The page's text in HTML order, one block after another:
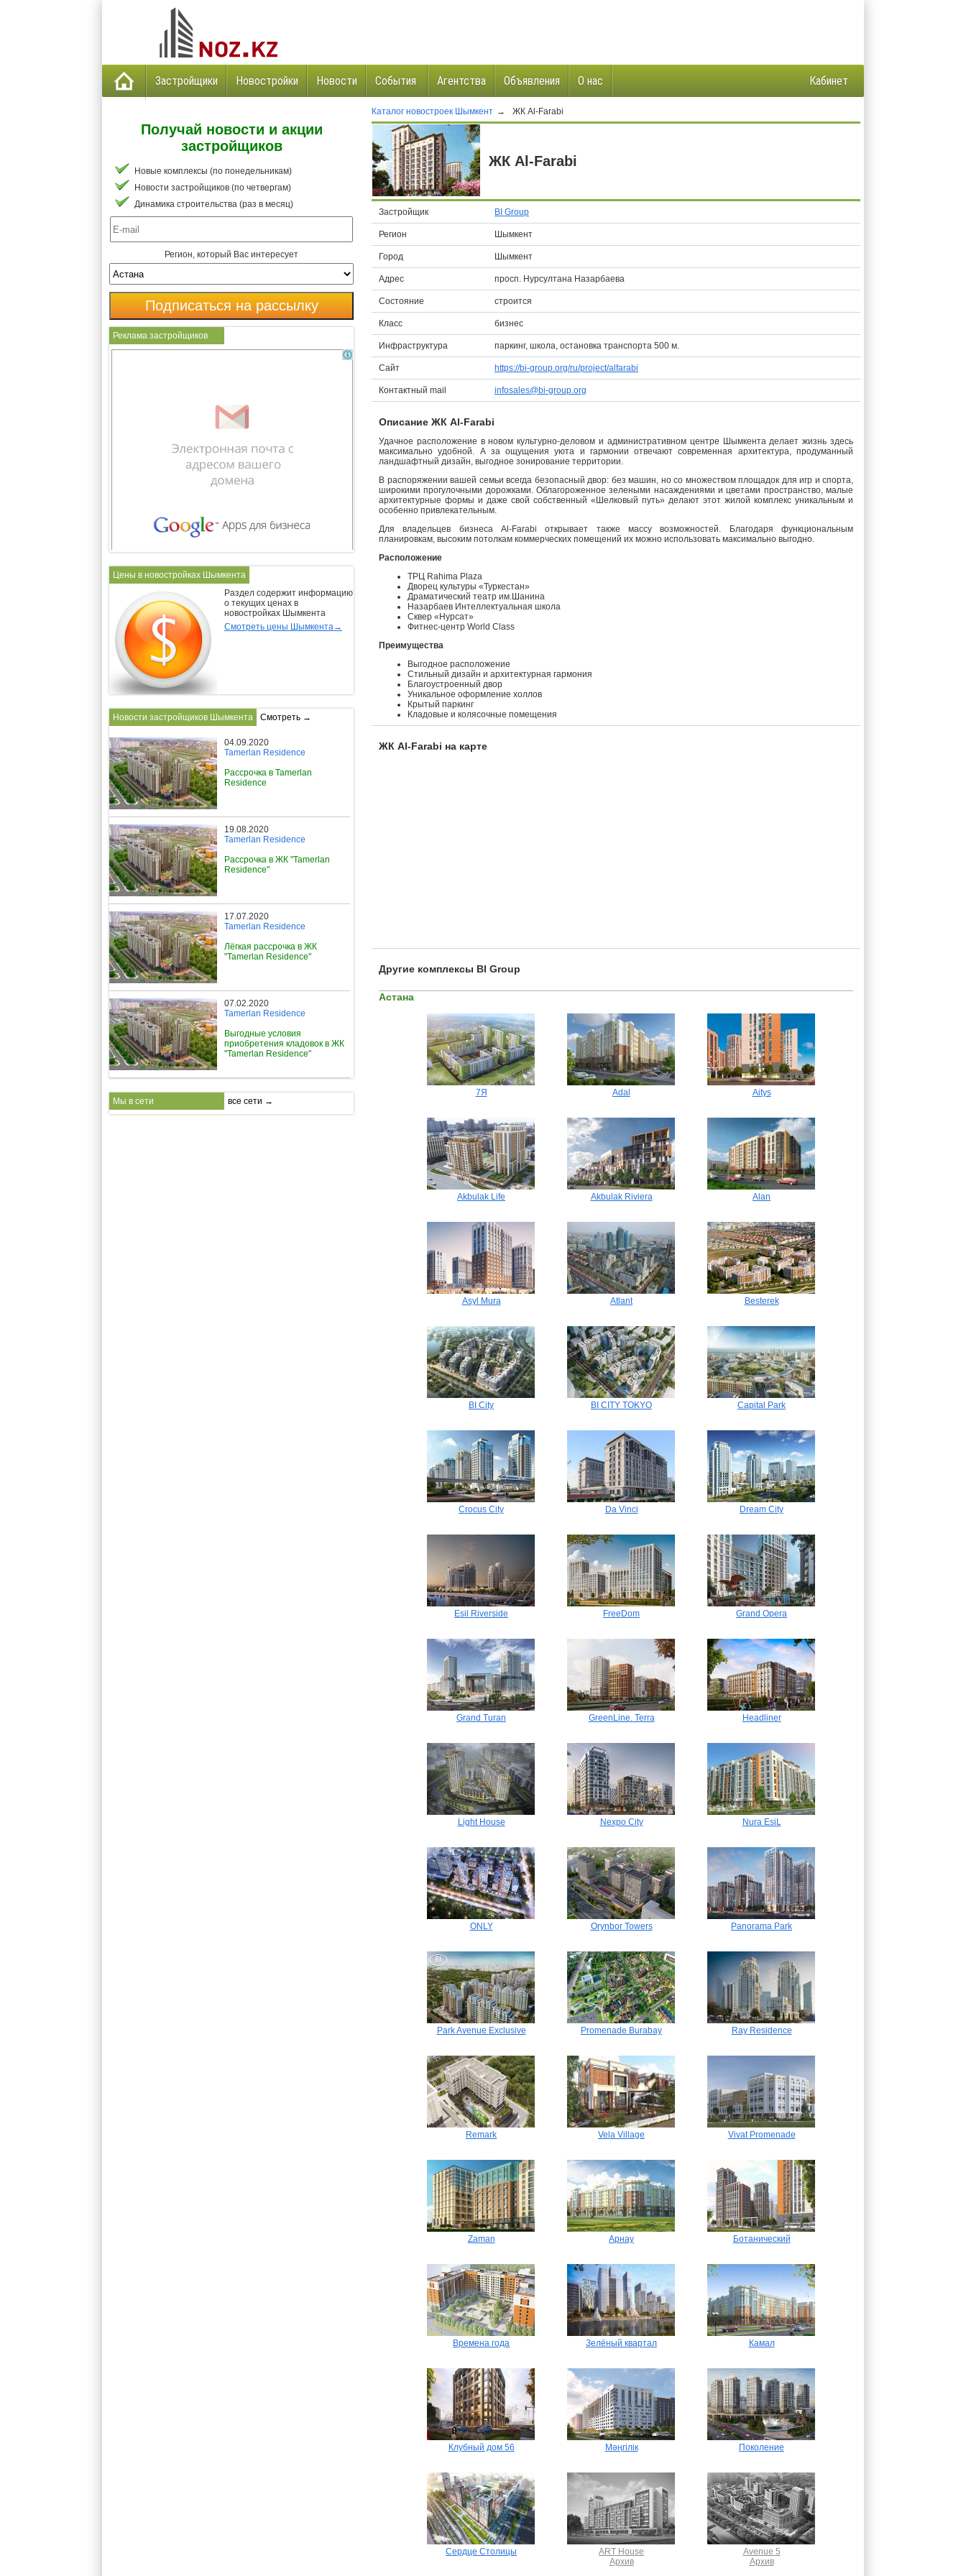
Застройщики Новостройки Новости События Агентства Объявления О нас Кабинет
Каталог новостроек Шымкент → ЖК Al-Farabi
ЖК Al-Farabi
Застройщик BI Group
Регион Шымкент
Город Шымкент
Адрес просп. Нурсултана Назарбаева
Состояние строится
Класс бизнес
Инфраструктура паркинг, школа, остановка транспорта 500 м.
Сайт https://bi-group.org/ru/project/alfarabi
Контактный mail infosales@bi-group.org
Описание ЖК Al-Farabi
Удачное расположение в новом культурно-деловом и административном центре Шымкента делает жизнь здесь
максимально удобной. А за ощущения уюта и гармонии отвечают современная архитектура, продуманный
ландшафтный дизайн, выгодное зонирование территории.
В распоряжении вашей семьи всегда безопасный двор: без машин, но со множеством площадок для игр и спорта,
широкими прогулочными дорожками. Облагороженное зелеными насаждениями и цветами пространство, малые
архитектурные формы и даже свой собственный «Шелковый путь» делают этот жилой комплекс уникальным и
особенно привлекательным.
Для владельцев бизнеса Al-Farabi открывает также массу возможностей. Благодаря функциональным
планировкам, высоким потолкам коммерческих помещений их можно использовать максимально выгодно.
Расположение
ТРЦ Rahima Plaza
Дворец культуры «Туркестан»
Драматический театр им.Шанина
Назарбаев Интеллектуальная школа
Сквер «Нурсат»
Фитнес-центр World Class
Преимущества
Выгодное расположение
Стильный дизайн и архитектурная гармония
Благоустроенный двор
Уникальное оформление холлов
Крытый паркинг
Кладовые и колясочные помещения
ЖК Al-Farabi на карте
Другие комплексы BI Group
Астана
7Я Adal Aitys
Akbulak Life Akbulak Riviera Alan
Asyl Mura Atlant Besterek
BI City BI CITY TOKYO Capital Park
Crocus City Da Vinci Dream City
Esil Riverside FreeDom Grand Opera
Grand Turan GreenLine. Terra Headliner
Light House Nexpo City Nura EsiL
ONLY Orynbor Towers Panorama Park
Park Avenue Exclusive Promenade Burabay Ray Residenсe
Remark Vela Village Vivat Promenade
Zaman Арнау Ботанический
Времена года Зелёный квартал Камал
Клубный дом 56 Мәңгілік Поколение
Сердце Столицы
ART House
Архив
Avenue 5
Архив
Получай новости и акции
застройщиков
Новые комплексы (по понедельникам)
Новости застройщиков (по четвергам)
Динамика строительства (раз в месяц)
Регион, который Вас интересует
Реклама застройщиков
Цены в новостройках Шымкента
Раздел содержит информацию
о текущих ценах в
новостройках Шымкента
Смотреть цены Шымкента→
Новости застройщиков Шымкента Смотреть →
04.09.2020
Tamerlan Residence
Рассрочка в Tamerlan
Residence
19.08.2020
Tamerlan Residence
Рассрочка в ЖК "Tamerlan
Residence"
17.07.2020
Tamerlan Residence
Лёгкая рассрочка в ЖК
"Tamerlan Residence"
07.02.2020
Tamerlan Residence
Выгодные условия
приобретения кладовок в ЖК
"Tamerlan Residence"
Мы в сети все сети →